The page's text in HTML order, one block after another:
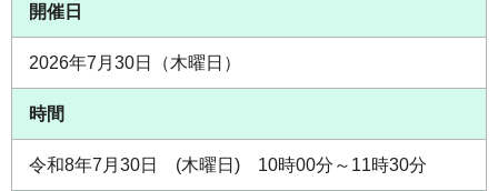
開催日
2026年7月30日（木曜日）
時間
令和8年7月30日 (木曜日) 10時00分～11時30分